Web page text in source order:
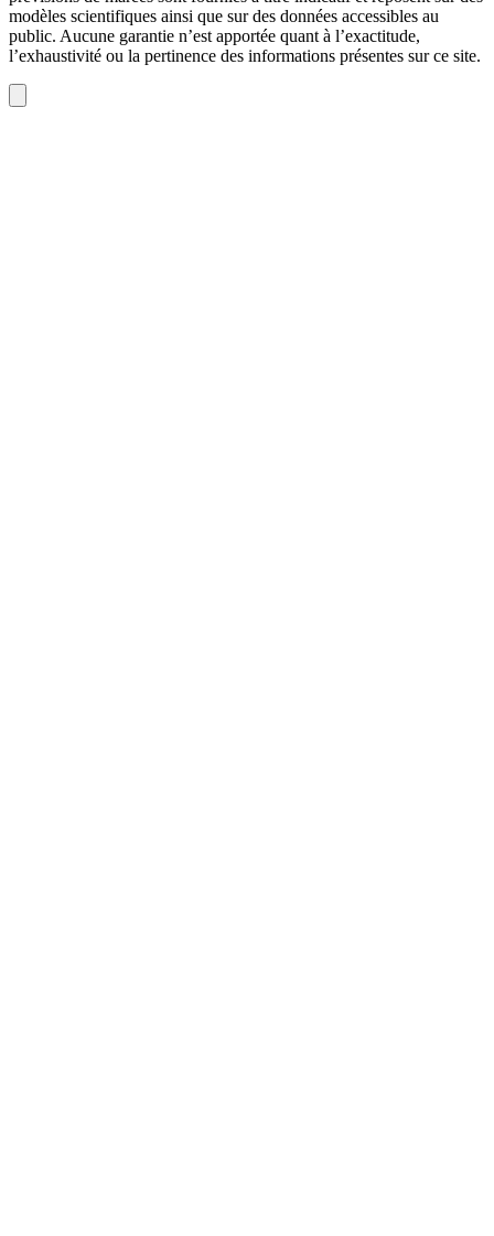
modèles scientifiques ainsi que sur des données accessibles au
public. Aucune garantie n’est apportée quant à l’exactitude,
l’exhaustivité ou la pertinence des informations présentes sur ce site.